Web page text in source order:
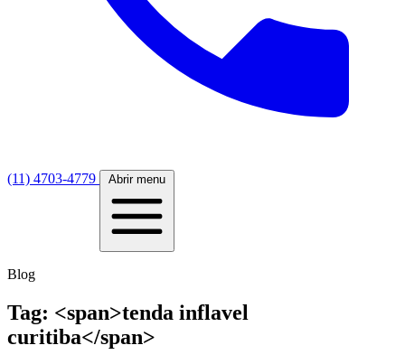
(11) 4703-4779 Abrir menu
Blog
Tag: <span>tenda inflavel
curitiba</span>